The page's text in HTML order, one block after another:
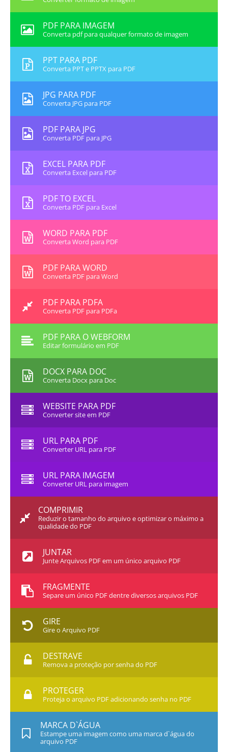
PDF PARA IMAGEM
Converta pdf para qualquer formato de imagem
PPT PARA PDF
Converta PPT e PPTX para PDF
JPG PARA PDF
Converta JPG para PDF
PDF PARA JPG
Converta PDF para JPG
EXCEL PARA PDF
Converta Excel para PDF
PDF TO EXCEL
Converta PDF para Excel
WORD PARA PDF
Converta Word para PDF
PDF PARA WORD
Converta PDF para Word
PDF PARA PDFA
Converta PDF para PDFa
PDF PARA O WEBFORM
Editar formulário em PDF
DOCX PARA DOC
Converta Docx para Doc
WEBSITE PARA PDF
Converter site em PDF
URL PARA PDF
Converter URL para PDF
URL PARA IMAGEM
Converter URL para imagem
COMPRIMIR
Reduzir o tamanho do arquivo e optimizar o máximo a
qualidade do PDF
JUNTAR
Junte Arquivos PDF em um único arquivo PDF
FRAGMENTE
Separe um único PDF dentre diversos arquivos PDF
GIRE
Gire o Arquivo PDF
DESTRAVE
Remova a proteção por senha do PDF
PROTEGER
Proteja o arquivo PDF adicionando senha no PDF
MARCA D`ÁGUA
Estampe uma imagem como uma marca d`água do
arquivo PDF